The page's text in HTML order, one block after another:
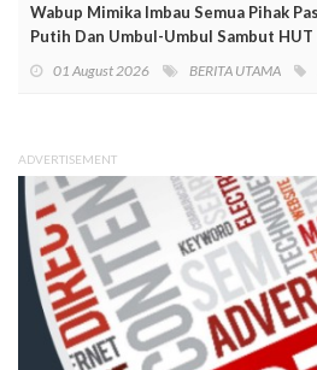
Wabup Mimika Imbau Semua Pihak
Putih Dan Umbul-Umbul Sambut HUT
01 August 2026 BERITA UTAMA
ADVERTISEMENT